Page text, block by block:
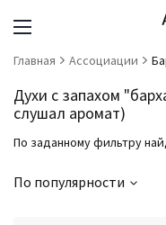
Главная Ассоциации
Духи с запахом
слушал аромат)
По заданному фильтру
По популярности